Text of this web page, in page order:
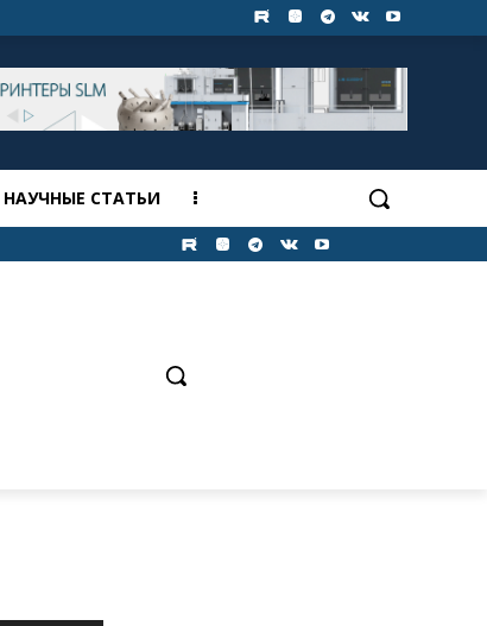
НАУЧНЫЕ СТАТЬИ